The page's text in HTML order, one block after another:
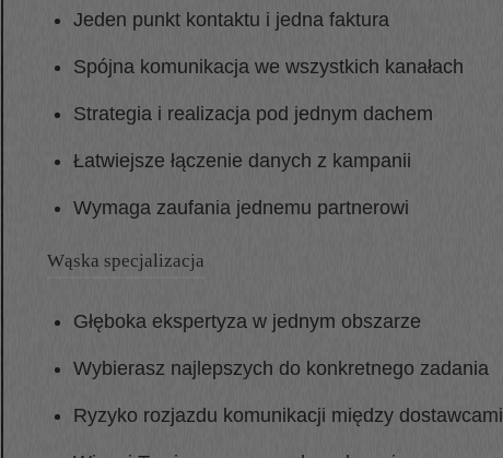
Jeden punkt kontaktu i jedna faktura
Spójna komunikacja we wszystkich kanałach
Strategia i realizacja pod jednym dachem
Łatwiejsze łączenie danych z kampanii
Wymaga zaufania jednemu partnerowi
Wąska specjalizacja
Głęboka ekspertyza w jednym obszarze
Wybierasz najlepszych do konkretnego zadania
Ryzyko rozjazdu komunikacji między dostawcami